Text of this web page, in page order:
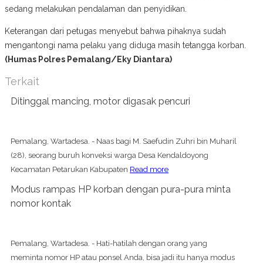
sedang melakukan pendalaman dan penyidikan.
Keterangan dari petugas menyebut bahwa pihaknya sudah
mengantongi nama pelaku yang diduga masih tetangga korban.
(Humas Polres Pemalang/Eky Diantara)
Terkait
Ditinggal mancing, motor digasak pencuri
Pemalang, Wartadesa. - Naas bagi M. Saefudin Zuhri bin Muharil
(28), seorang buruh konveksi warga Desa Kendaldoyong
Kecamatan Petarukan Kabupaten Read more
Modus rampas HP korban dengan pura-pura minta
nomor kontak
Pemalang, Wartadesa. - Hati-hatilah dengan orang yang
meminta nomor HP atau ponsel Anda, bisa jadi itu hanya modus